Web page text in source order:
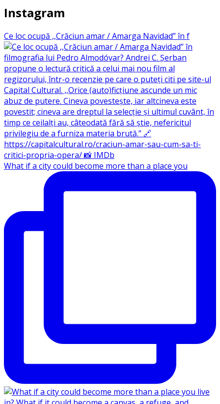
Instagram
Ce loc ocupă ,,Crăciun amar / Amarga Navidad” în f
What if a city could become more than a place you